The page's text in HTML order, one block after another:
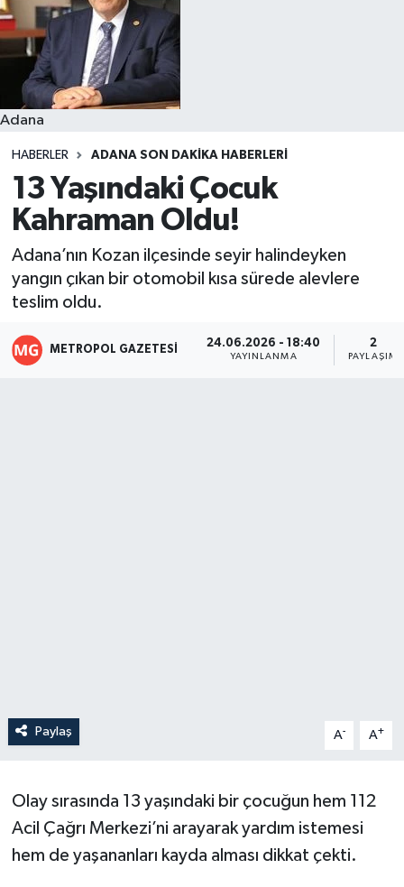
Adana
HABERLER ADANA SON DAKIKA HABERLERI
13 Yaşındaki Çocuk
Kahraman Oldu!
Adana’nın Kozan ilçesinde seyir halindeyken
yangın çıkan bir otomobil kısa sürede alevlere
teslim oldu.
METROPOL GAZETESI 24.06.2026 - 18:40
YAYINLANMA
2
PAYLAŞIM
Paylaş A- A+
Olay sırasında 13 yaşındaki bir çocuğun hem 112
Acil Çağrı Merkezi’ni arayarak yardım istemesi
hem de yaşananları kayda alması dikkat çekti.
Resmi İlanlar